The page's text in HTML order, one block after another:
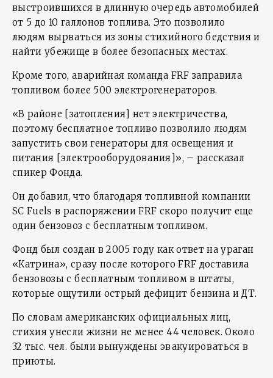
выстроившихся в длинную очередь автомобилей
от 5 до 10 галлонов топлива. Это позволило
людям вырваться из зоны стихийного бедствия и
найти убежище в более безопасных местах.
Кроме того, аварийная команда FRF заправила
топливом более 500 электрогенераторов.
«В районе [затопления] нет электричества,
поэтому бесплатное топливо позволило людям
запустить свои генераторы для освещения и
питания [электрооборудования]», – рассказал
спикер Фонда.
Он добавил, что благодаря топливной компании
SC Fuels в распоряжении FRF скоро получит еще
один бензовоз с бесплатным топливом.
Фонд был создан в 2005 году как ответ на ураган
«Катрина», сразу после которого FRF доставила
бензовозы с бесплатным топливом в штаты,
которые ощутили острый дефицит бензина и ДТ.
По словам американских официальных лиц,
стихия унесли жизни не менее 44 человек. Около
32 тыс. чел. были вынуждены эвакуироваться в
приюты.